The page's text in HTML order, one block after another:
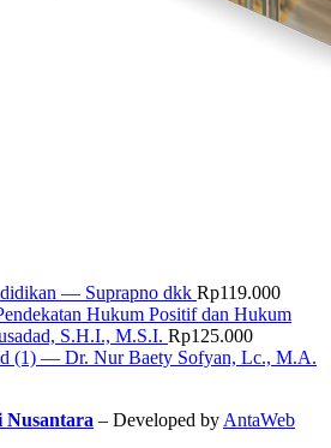
— Suprapno dkk Rp119.000
Hukum Positif dan Hukum
S.H.I., M.S.I. Rp125.000
(1) — Dr. Nur Baety Sofyan, Lc., M.A.
Nusantara – Developed by AntaWeb